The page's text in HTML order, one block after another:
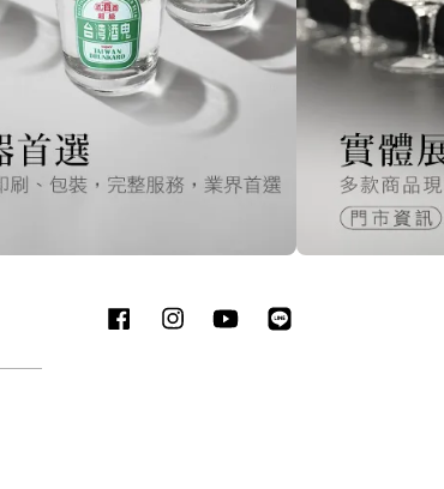
FacebookInstagramYouTube